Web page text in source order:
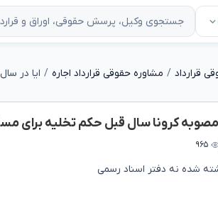
قرارداد مشاوره حقوقی قرارداد اجاره
۹۶۵
شده نه دفتر اسناد رسمی